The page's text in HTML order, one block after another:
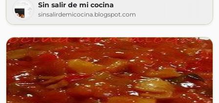
Sin salir de mi cocina
sinsalirdemicocina.blogspot.com